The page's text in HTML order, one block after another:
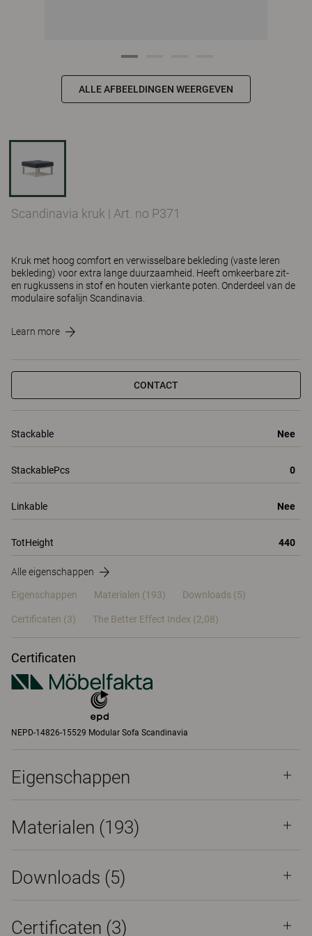
ALLE AFBEELDINGEN WEERGEVEN
Scandinavia kruk | Art. no P371
Kruk met hoog comfort en verwisselbare bekleding (vaste leren
bekleding) voor extra lange duurzaamheid. Heeft omkeerbare zit-
en rugkussens in stof en houten vierkante poten. Onderdeel van de
modulaire sofalijn Scandinavia.
Learn more
CONTACT
Stackable Nee
StackablePcs 0
Linkable Nee
TotHeight 440
Alle eigenschappen
Eigenschappen Materialen (193) Downloads (5)
Certificaten (3) The Better Effect Index (2,08)
Certificaten
NEPD-14826-15529 Modular Sofa Scandinavia
Eigenschappen
Materialen (193)
Downloads (5)
Certificaten (3)